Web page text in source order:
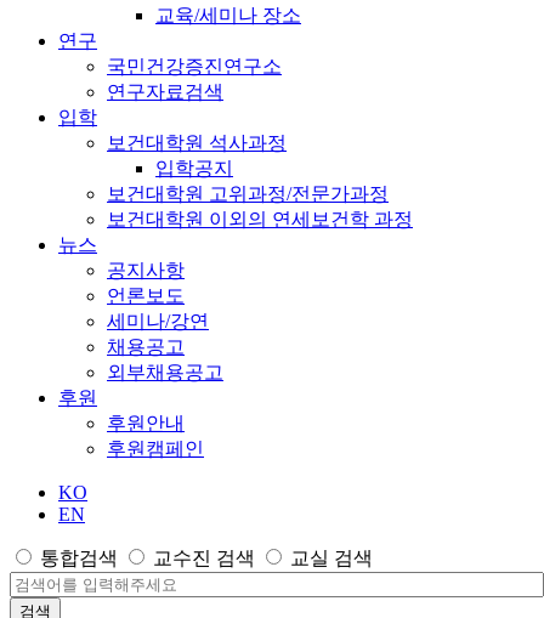
교육/세미나 장소
연구
국민건강증진연구소
연구자료검색
입학
보건대학원 석사과정
입학공지
보건대학원 고위과정/전문가과정
보건대학원 이외의 연세보건학 과정
뉴스
공지사항
언론보도
세미나/강연
채용공고
외부채용공고
후원
후원안내
후원캠페인
KO
EN
통합검색 교수진 검색 교실 검색
검색